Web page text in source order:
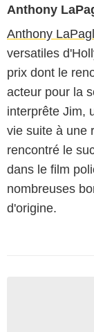
Anthony
Anthony
versatiles
prix dont le
acteur pour la
interprête Jim,
vie suite à une
rencontré le
dans le film
nombreuses
d'origine.